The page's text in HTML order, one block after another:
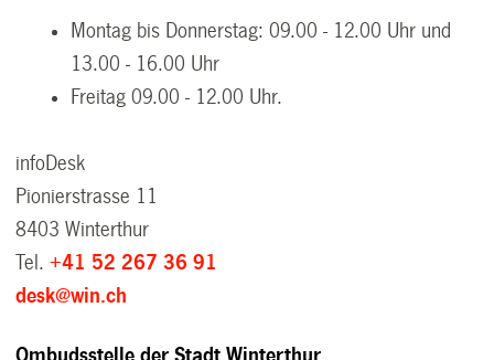
Montag bis Donnerstag: 09.00 - 12.00 Uhr und
13.00 - 16.00 Uhr
Freitag 09.00 - 12.00 Uhr.
infoDesk
Pionierstrasse 11
8403 Winterthur
Tel. +41 52 267 36 91
desk@win.ch
Ombudsstelle der Stadt Winterthur